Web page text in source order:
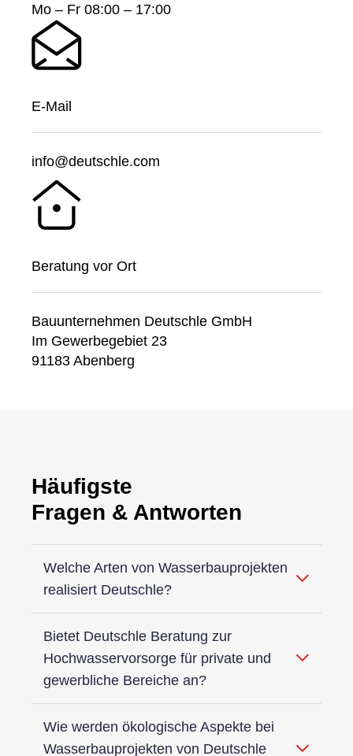
Mo – Fr 08:00 – 17:00
E-Mail
info@deutschle.com
Beratung vor Ort
Bauunternehmen Deutschle GmbH
Im Gewerbegebiet 23
91183 Abenberg
Häufigste
Fragen & Antworten
Welche Arten von Wasserbauprojekten
realisiert Deutschle?
Deutschle realisiert eine Vielzahl von
Wasserbauprojekten, die auf die individuellen
Bedürfnisse und Gegebenheiten der Kunden
zugeschnitten sind. Dazu gehören die Gestaltung
und Sicherung von Uferbereichen, die Renaturierung
sowie die Installation von ökologischen
Wasserbauweisen. Unsere Expertise ermöglicht es
Bietet Deutschle Beratung zur
Hochwasservorsorge für private und
gewerbliche Bereiche an?
Ja, Deutschle bietet umfassende Beratung zur
Hochwasservorsorge sowohl für private als auch für
Wie werden ökologische Aspekte bei
Wasserbauprojekten von Deutschle